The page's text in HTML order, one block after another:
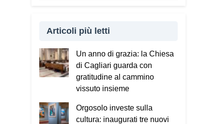
Articoli più letti
Un anno di grazia: la Chiesa
di Cagliari guarda con
gratitudine al cammino
vissuto insieme
Orgosolo investe sulla
cultura: inaugurati tre nuovi